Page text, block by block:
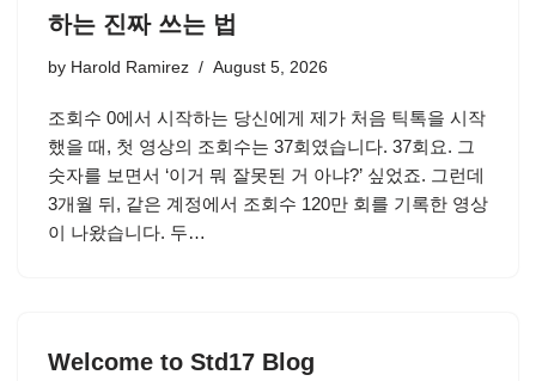
하는 진짜 쓰는 법
by Harold Ramirez August 5, 2026
조회수 0에서 시작하는 당신에게 제가 처음 틱톡을 시작
했을 때, 첫 영상의 조회수는 37회였습니다. 37회요. 그
숫자를 보면서 ‘이거 뭐 잘못된 거 아냐?’ 싶었죠. 그런데
3개월 뒤, 같은 계정에서 조회수 120만 회를 기록한 영상
이 나왔습니다. 두…
Welcome to Std17 Blog